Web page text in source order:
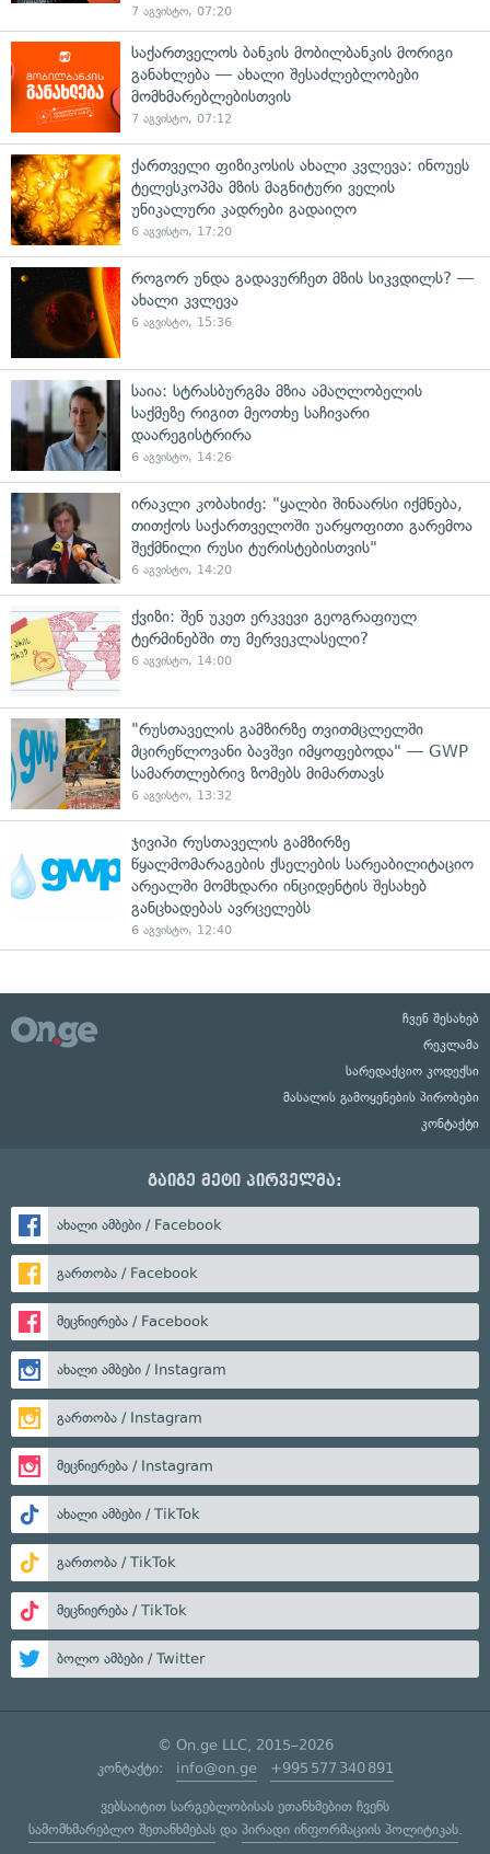
7 აგვისტო, 07:20
საქართველოს ბანკის მობილბანკის მორიგი
განახლება — ახალი შესაძლებლობები
მომხმარებლებისთვის
7 აგვისტო, 07:12
ქართველი ფიზიკოსის ახალი კვლევა: ინოუეს
ტელესკოპმა მზის მაგნიტური ველის
უნიკალური კადრები გადაიღო
6 აგვისტო, 17:20
როგორ უნდა გადავურჩეთ მზის სიკვდილს? —
ახალი კვლევა
6 აგვისტო, 15:36
საია: სტრასბურგმა მზია ამაღლობელის
საქმეზე რიგით მეოთხე საჩივარი
დაარეგისტრირა
6 აგვისტო, 14:26
ირაკლი კობახიძე: "ყალბი შინაარსი იქმნება,
თითქოს საქართველოში უარყოფითი გარემოა
შექმნილი რუსი ტურისტებისთვის"
6 აგვისტო, 14:20
ქვიზი: შენ უკეთ ერკვევი გეოგრაფიულ
ტერმინებში თუ მერვეკლასელი?
6 აგვისტო, 14:00
"რუსთაველის გამზირზე თვითმცლელში
მცირეწლოვანი ბავშვი იმყოფებოდა" — GWP
სამართლებრივ ზომებს მიმართავს
6 აგვისტო, 13:32
ჯივიპი რუსთაველის გამზირზე
წყალმომარაგების ქსელების სარეაბილიტაციო
არეალში მომხდარი ინციდენტის შესახებ
განცხადებას ავრცელებს
6 აგვისტო, 12:40
ჩვენ შესახებ
რეკლამა
სარედაქციო კოდექსი
მასალის გამოყენების პირობები
კონტაქტი
გაიგე მეტი პირველმა:
ახალი ამბები / Facebook
გართობა / Facebook
მეცნიერება / Facebook
ახალი ამბები / Instagram
გართობა / Instagram
მეცნიერება / Instagram
ახალი ამბები / TikTok
გართობა / TikTok
მეცნიერება / TikTok
ბოლო ამბები / Twitter
© On.ge LLC, 2015–2026
კონტაქტი: info@on.ge +995 577 340 891
ვებსაიტით სარგებლობისას ეთანხმებით ჩვენს
სამომხმარებლო შეთანხმებასდა პირადი ინფორმაციის პოლიტიკას.